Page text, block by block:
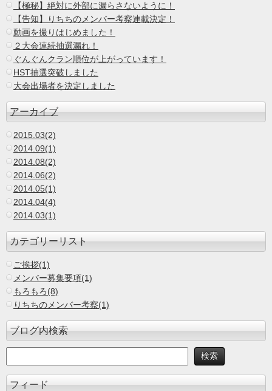
【極秘】絶対に外部に漏らさないように！
【告知】りちちのメンバー考察連載決定！
動画を撮りはじめました！
２大会連続抽選漏れ！
ぐんぐんクラン順位が上がっています！
HST抽選突破しました
大会出場者を決定しました
アーカイブ
2015.03(2)
2014.09(1)
2014.08(2)
2014.06(2)
2014.05(1)
2014.04(4)
2014.03(1)
カテゴリーリスト
ご挨拶(1)
メンバー募集要項(1)
もろもろ(8)
りちちのメンバー考察(1)
ブログ内検索
フィード